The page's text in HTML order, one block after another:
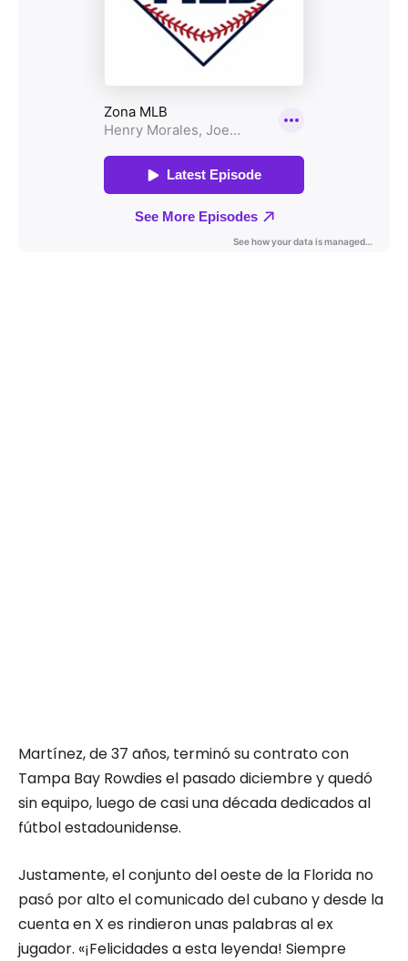
Martínez, de 37 años, terminó su contrato con
Tampa Bay Rowdies el pasado diciembre y quedó
sin equipo, luego de casi una década dedicados al
fútbol estadounidense.
Justamente, el conjunto del oeste de la Florida no
pasó por alto el comunicado del cubano y desde la
cuenta en X es rindieron unas palabras al ex
jugador. «¡Felicidades a esta leyenda! Siempre